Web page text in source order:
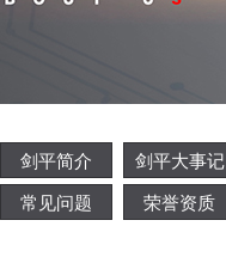
剑平简介 剑平大事记
常见问题 荣誉资质